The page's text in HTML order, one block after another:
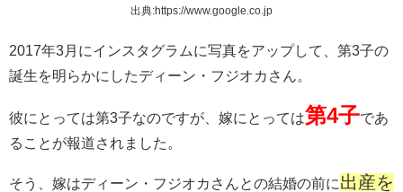
出典:https://www.google.co.jp
2017年3月にインスタグラムに写真をアップして、第3子の
誕生を明らかにしたディーン・フジオカさん。
彼にとっては第3子なのですが、嫁にとっては第4子であ
ることが報道されました。
そう、嫁はディーン・フジオカさんとの結婚の前に出産を